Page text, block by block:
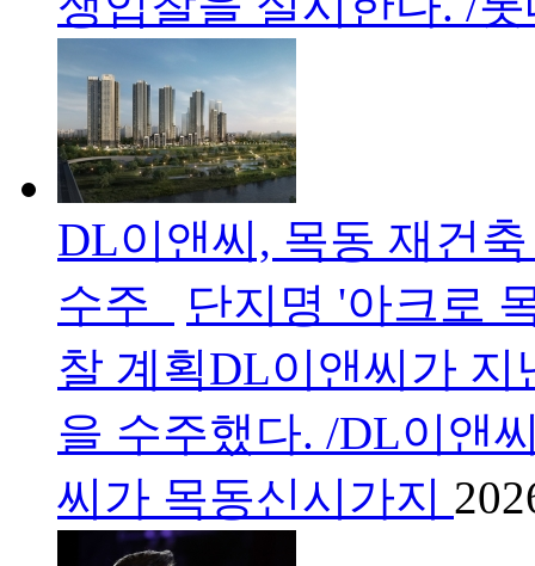
DL이앤씨, 목동 재건
수주
단지명 '아크로
찰 계획DL이앤씨가 지
을 수주했다. /DL이앤
씨가 목동신시가지